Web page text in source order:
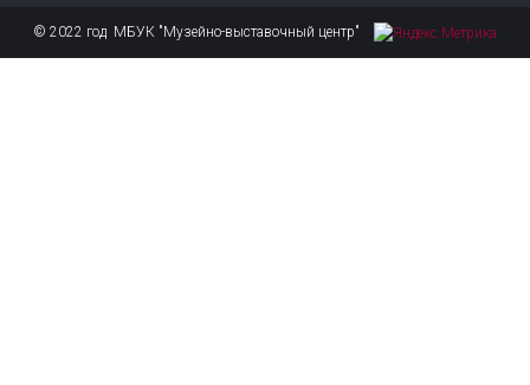
© 2022 год МБУК "Музейно-выставочный центр"